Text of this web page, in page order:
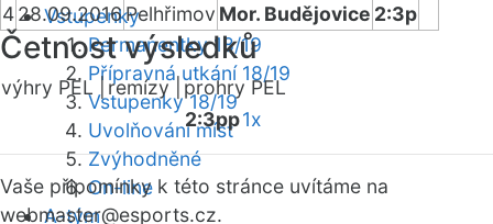
Vstupenky
Permanentky 18/19
Přípravná utkání 18/19
Vstupenky 18/19
Uvolňování míst
Zvýhodněné
On-line
A-tým
428.09.2016Pelhřimov Mor. Budějovice 2:3p
Četnost výsledků
výhry PEL | remízy | prohry PEL
2:3pp1x
Vaše připomínky k této stránce uvítáme na
webmaster@esports.cz.